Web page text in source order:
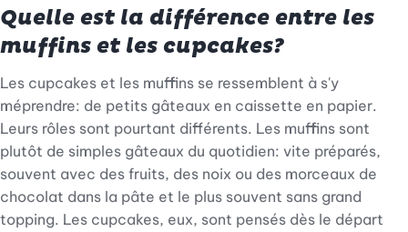
Quelle est la différence entre les
muffins et les cupcakes?
Les cupcakes et les muffins se ressemblent à s'y
méprendre: de petits gâteaux en caissette en papier.
Leurs rôles sont pourtant différents. Les muffins sont
plutôt de simples gâteaux du quotidien: vite préparés,
souvent avec des fruits, des noix ou des morceaux de
chocolat dans la pâte et le plus souvent sans grand
topping. Les cupcakes, eux, sont pensés dès le départ